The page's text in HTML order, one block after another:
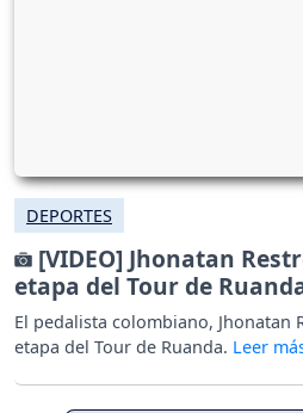
DEPORTES
[VIDEO] Jhonatan
etapa del Tour de
El pedalista colombiano, Jhonatan
etapa del Tour de Ruanda.